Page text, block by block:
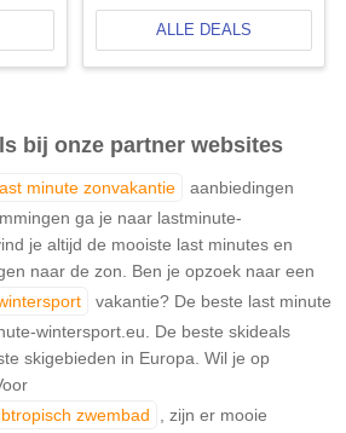
ALLE DEALS
bij onze partner websites
minute zonvakantie
aanbiedingen
ga je naar lastminute-
je altijd de mooiste last minutes en
naar de zon. Ben je opzoek naar een
vakantie? De beste last minute
wintersport.eu. De beste skideals
skigebieden in Europa. Wil je op
zwembad
, zijn er mooie